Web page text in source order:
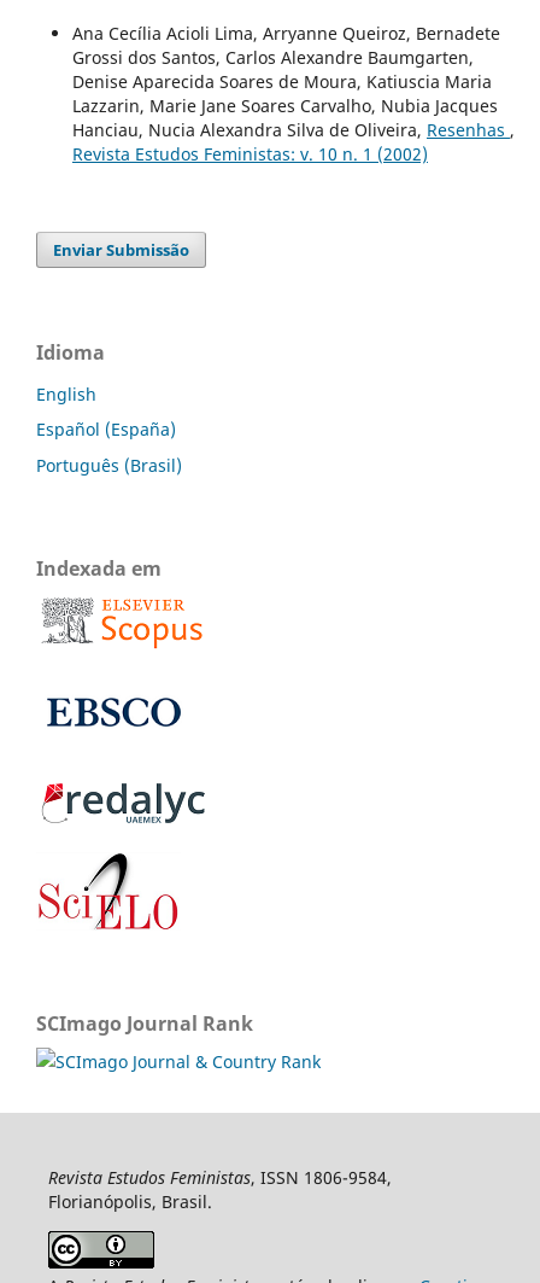
Ana Cecília Acioli Lima, Arryanne Queiroz, Bernadete
Grossi dos Santos, Carlos Alexandre Baumgarten,
Denise Aparecida Soares de Moura, Katiuscia Maria
Lazzarin, Marie Jane Soares Carvalho, Nubia Jacques
Hanciau, Nucia Alexandra Silva de Oliveira, Resenhas ,
Revista Estudos Feministas: v. 10 n. 1 (2002)
Enviar Submissão
Idioma
English
Español (España)
Português (Brasil)
Indexada em
SCImago Journal Rank
Revista Estudos Feministas, ISSN 1806-9584,
Florianópolis, Brasil.